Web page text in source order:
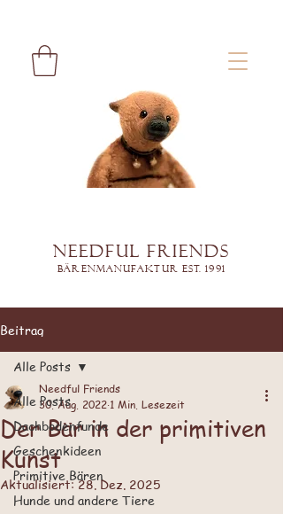
Needful Friends
Bärenmanufaktur est. 1991
Beitrag
Alle Posts
Dachbodenfunde
Geschenkideen
Primitive Bären
Hunde und andere Tiere
Alle Posts
Der Bär in der primitiven
Kunst
Needful Friends
30. Aug. 2022 1 Min. Lesezeit
Aktualisiert:28. Dez. 2025